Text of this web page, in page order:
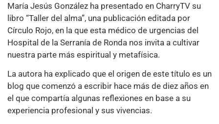
María Jesús González ha presentado en CharryTV su
libro “Taller del alma”, una publicación editada por
Círculo Rojo, en la que esta médico de urgencias del
Hospital de la Serranía de Ronda nos invita a cultivar
nuestra parte más espiritual y metafísica.
La autora ha explicado que el origen de este título es un
blog que comenzó a escribir hace más de diez años en
el que compartía algunas reflexiones en base a su
experiencia profesional y sus vivencias.